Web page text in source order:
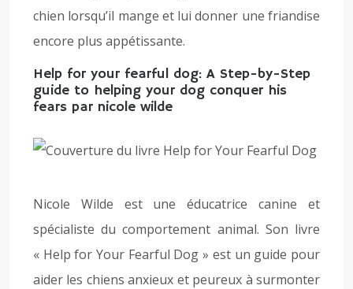
chien lorsqu’il mange et lui donner une friandise
encore plus appétissante.
Help for your fearful dog: A Step-by-Step
guide to helping your dog conquer his
fears par nicole wilde
Nicole Wilde est une éducatrice canine et
spécialiste du comportement animal. Son livre
« Help for Your Fearful Dog » est un guide pour
aider les chiens anxieux et peureux à surmonter